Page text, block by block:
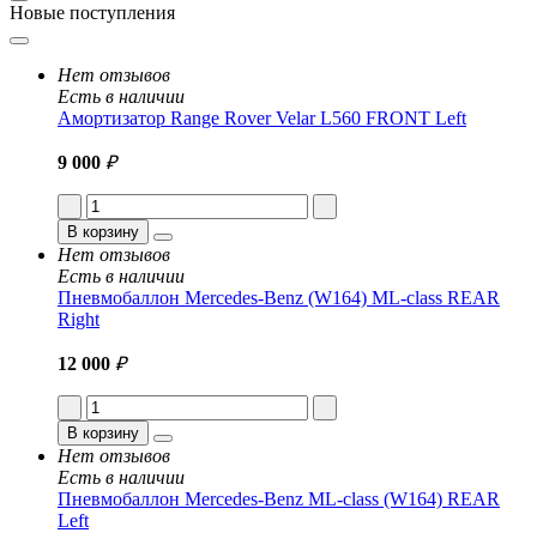
Новые поступления
Нет отзывов
Есть в наличии
Амортизатор Range Rover Velar L560 FRONT Left
9 000 ₽
В корзину
Нет отзывов
Есть в наличии
Пневмобаллон Mercedes-Benz (W164) ML-class REAR
Right
12 000 ₽
В корзину
Нет отзывов
Есть в наличии
Пневмобаллон Mercedes-Benz ML-class (W164) REAR
Left